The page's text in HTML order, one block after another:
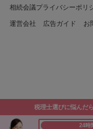
税理士選びに悩んだら
24時
相続会議プライバシーポリ
運営会社 広告ガイド お
Copyright© The